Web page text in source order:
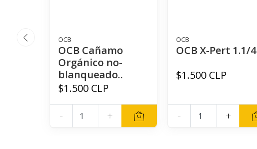
OCB
OCB Cañamo
Orgánico no-
blanqueado..
$1.500 CLP
- +
OCB
OCB X-Pert 1.1/4
$1.500 CLP
- +